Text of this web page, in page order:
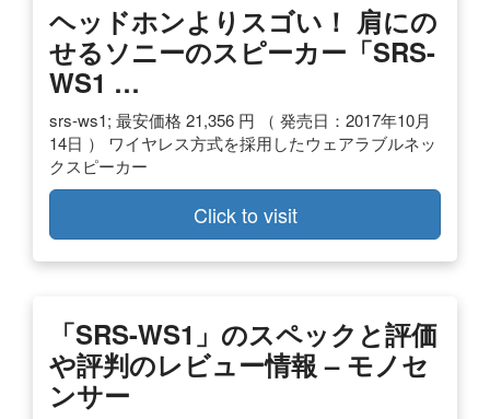
ヘッドホンよりスゴい！ 肩にの
せるソニーのスピーカー「SRS-
WS1 …
srs-ws1; 最安価格 21,356 円 （ 発売日：2017年10月
14日 ） ワイヤレス方式を採用したウェアラブルネッ
クスピーカー
Click to visit
「SRS-WS1」のスペックと評価
や評判のレビュー情報 – モノセ
ンサー